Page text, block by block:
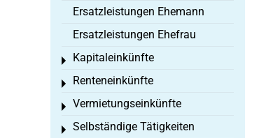
Ersatzleistungen Ehemann
Ersatzleistungen Ehefrau
Kapitaleinkünfte
Toggle menu
Renteneinkünfte
Toggle menu
Vermietungseinkünfte
Toggle menu
Selbständige Tätigkeiten
Toggle menu